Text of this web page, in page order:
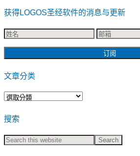
获得LOGOS圣经软件的消息与更新
文章分类
文
分
类
搜索